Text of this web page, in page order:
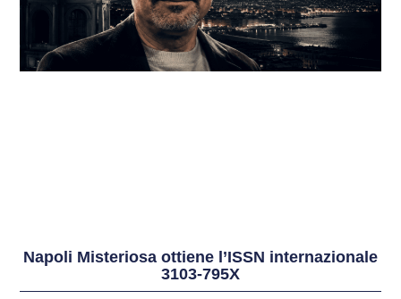
Napoli Misteriosa ottiene l’ISSN internazionale
3103-795X